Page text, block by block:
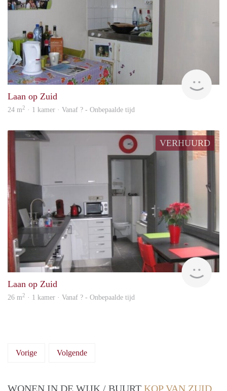
Laan op Zuid
24 m2 · 1 kamer · Vanaf ? - Onbepaalde tijd
VERHUURD
rent
Laan op Zuid
26 m2 · 1 kamer · Vanaf ? - Onbepaalde tijd
Vorige Volgende
WONEN IN DE WIJK / BUURT KOP VAN ZUID